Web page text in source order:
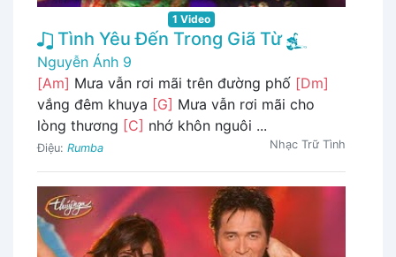
1 Video
Tình Yêu Đến Trong Giã Từ
Nguyễn Ánh 9
[Am] Mưa vẫn rơi mãi trên đường phố [Dm]
vắng đêm khuya [G] Mưa vẫn rơi mãi cho
lòng thương [C] nhớ khôn nguôi ...
Điệu: Rumba Nhạc Trữ Tình